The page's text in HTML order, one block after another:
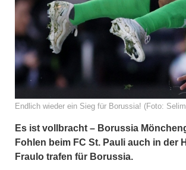
Endlich wieder ein Sieg für Borussia! (Foto:
Es ist vollbracht – Borussia
Fohlen beim FC St. Pauli auch in der
Fraulo trafen für Borussia.